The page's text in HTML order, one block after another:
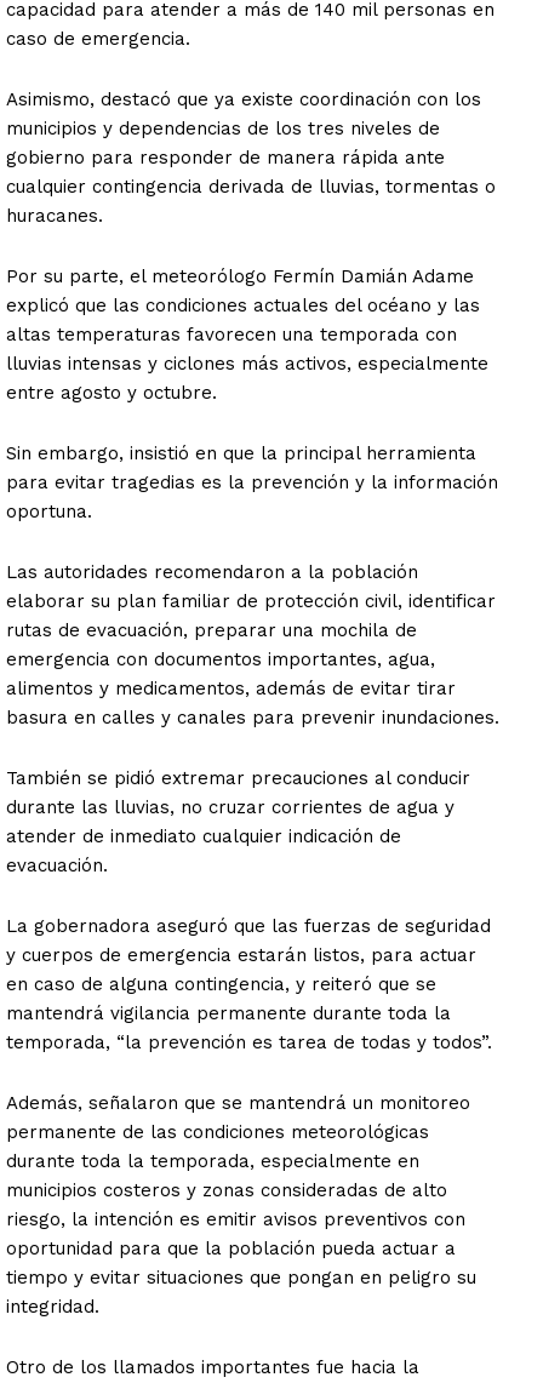
capacidad para atender a más de 140 mil personas en
caso de emergencia.
Asimismo, destacó que ya existe coordinación con los
municipios y dependencias de los tres niveles de
gobierno para responder de manera rápida ante
cualquier contingencia derivada de lluvias, tormentas o
huracanes.
Por su parte, el meteorólogo Fermín Damián Adame
explicó que las condiciones actuales del océano y las
altas temperaturas favorecen una temporada con
lluvias intensas y ciclones más activos, especialmente
entre agosto y octubre.
Sin embargo, insistió en que la principal herramienta
para evitar tragedias es la prevención y la información
oportuna.
Las autoridades recomendaron a la población
elaborar su plan familiar de protección civil, identificar
rutas de evacuación, preparar una mochila de
emergencia con documentos importantes, agua,
alimentos y medicamentos, además de evitar tirar
basura en calles y canales para prevenir inundaciones.
También se pidió extremar precauciones al conducir
durante las lluvias, no cruzar corrientes de agua y
atender de inmediato cualquier indicación de
evacuación.
La gobernadora aseguró que las fuerzas de seguridad
y cuerpos de emergencia estarán listos, para actuar
en caso de alguna contingencia, y reiteró que se
mantendrá vigilancia permanente durante toda la
temporada, “la prevención es tarea de todas y todos”.
Además, señalaron que se mantendrá un monitoreo
permanente de las condiciones meteorológicas
durante toda la temporada, especialmente en
municipios costeros y zonas consideradas de alto
riesgo, la intención es emitir avisos preventivos con
oportunidad para que la población pueda actuar a
tiempo y evitar situaciones que pongan en peligro su
integridad.
Otro de los llamados importantes fue hacia la